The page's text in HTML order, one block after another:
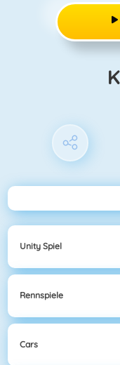
Unity Spiel
Rennspiele
Cars